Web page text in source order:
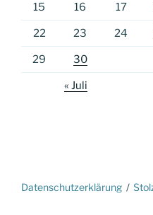
15 16 17
22 23 24
29 30
« Juli
Datenschutzerklärung